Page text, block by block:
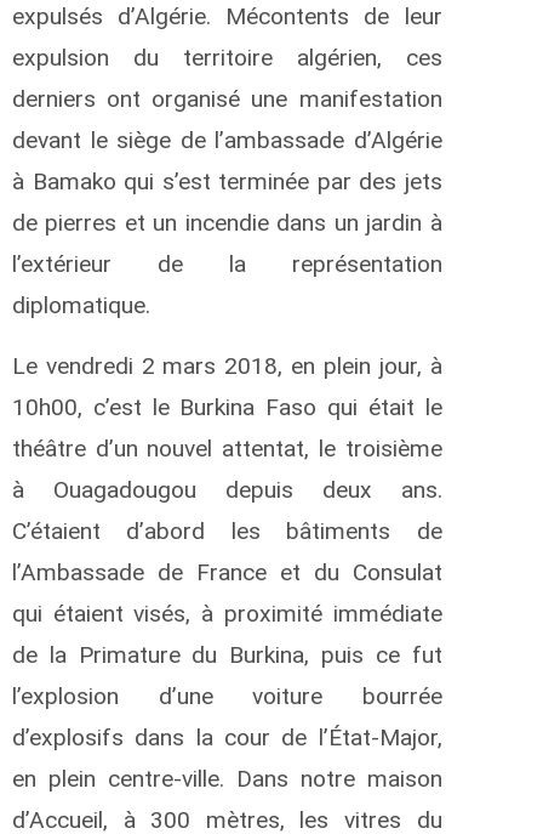
expulsés d’Algérie. Mécontents de leur
expulsion du territoire algérien, ces
derniers ont organisé une manifestation
devant le siège de l’ambassade d’Algérie
à Bamako qui s’est terminée par des jets
de pierres et un incendie dans un jardin à
l’extérieur de la représentation
diplomatique.
Le vendredi 2 mars 2018, en plein jour, à
10h00, c’est le Burkina Faso qui était le
théâtre d’un nouvel attentat, le troisième
à Ouagadougou depuis deux ans.
C’étaient d’abord les bâtiments de
l’Ambassade de France et du Consulat
qui étaient visés, à proximité immédiate
de la Primature du Burkina, puis ce fut
l’explosion d’une voiture bourrée
d’explosifs dans la cour de l’État-Major,
en plein centre-ville. Dans notre maison
d’Accueil, à 300 mètres, les vitres du